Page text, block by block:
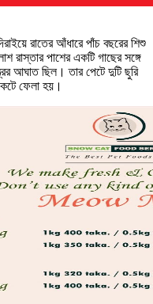
রাতের আঁধারে পাঁচ বছরের শিশু
রাস্তার পাশের একটি গাছের সঙ্গে
আঘাত ছিল। তার পেটে দুটি ছুরি
ফেলা হয়।